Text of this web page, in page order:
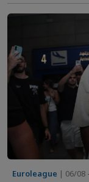
Euroleague | 06/08